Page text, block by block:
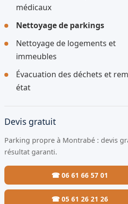
médicaux
Nettoyage de parkings
Nettoyage de logements et
immeubles
Évacuation des déchets et
état
Devis gratuit
Parking propre à Montrabé : devis
résultat garanti.
☎ 06 61 66 57 01
☎ 05 61 26 21 26